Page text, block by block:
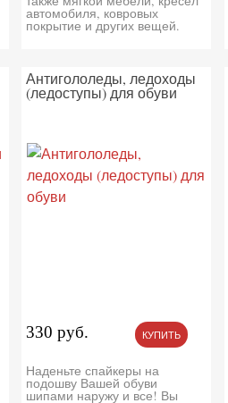
автомобиля, ковровых
покрытие и других вещей.
Антигололеды, ледоходы
(ледоступы) для обуви
330 руб. КУПИТЬ
Наденьте спайкеры на
подошву Вашей обуви
шипами наружу и все! Вы